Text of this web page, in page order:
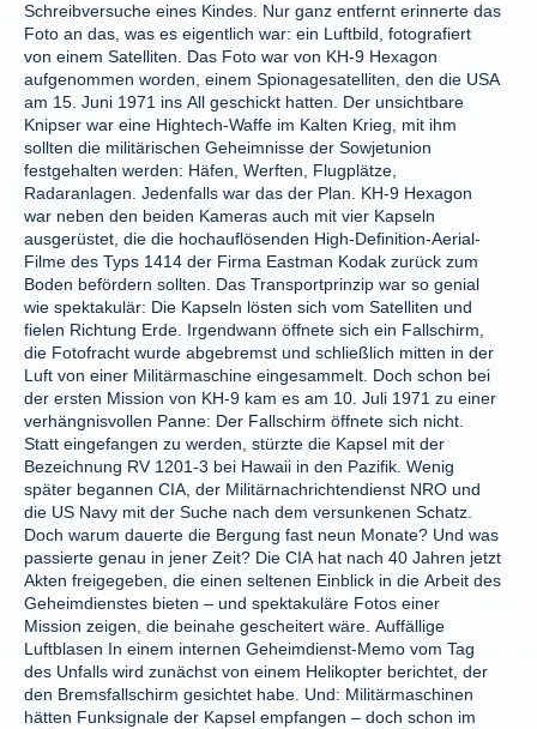
Schreibversuche eines Kindes. Nur ganz entfernt erinnerte das
Foto an das, was es eigentlich war: ein Luftbild, fotografiert
von einem Satelliten. Das Foto war von KH-9 Hexagon
aufgenommen worden, einem Spionagesatelliten, den die USA
am 15. Juni 1971 ins All geschickt hatten. Der unsichtbare
Knipser war eine Hightech-Waffe im Kalten Krieg, mit ihm
sollten die militärischen Geheimnisse der Sowjetunion
festgehalten werden: Häfen, Werften, Flugplätze,
Radaranlagen. Jedenfalls war das der Plan. KH-9 Hexagon
war neben den beiden Kameras auch mit vier Kapseln
ausgerüstet, die die hochauflösenden High-Definition-Aerial-
Filme des Typs 1414 der Firma Eastman Kodak zurück zum
Boden befördern sollten. Das Transportprinzip war so genial
wie spektakulär: Die Kapseln lösten sich vom Satelliten und
fielen Richtung Erde. Irgendwann öffnete sich ein Fallschirm,
die Fotofracht wurde abgebremst und schließlich mitten in der
Luft von einer Militärmaschine eingesammelt. Doch schon bei
der ersten Mission von KH-9 kam es am 10. Juli 1971 zu einer
verhängnisvollen Panne: Der Fallschirm öffnete sich nicht.
Statt eingefangen zu werden, stürzte die Kapsel mit der
Bezeichnung RV 1201-3 bei Hawaii in den Pazifik. Wenig
später begannen CIA, der Militärnachrichtendienst NRO und
die US Navy mit der Suche nach dem versunkenen Schatz.
Doch warum dauerte die Bergung fast neun Monate? Und was
passierte genau in jener Zeit? Die CIA hat nach 40 Jahren jetzt
Akten freigegeben, die einen seltenen Einblick in die Arbeit des
Geheimdienstes bieten – und spektakuläre Fotos einer
Mission zeigen, die beinahe gescheitert wäre. Auffällige
Luftblasen In einem internen Geheimdienst-Memo vom Tag
des Unfalls wird zunächst von einem Helikopter berichtet, der
den Bremsfallschirm gesichtet habe. Und: Militärmaschinen
hätten Funksignale der Kapsel empfangen – doch schon im